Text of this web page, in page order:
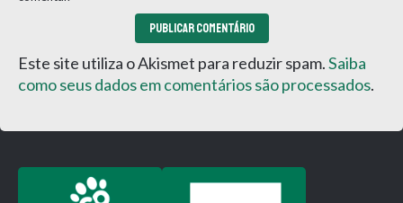
Este site utiliza o Akismet para reduzir spam.Saiba
como seus dados em comentários são processados.